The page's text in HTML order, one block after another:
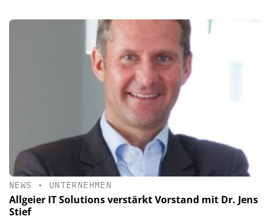
NEWS • UNTERNEHMEN
Allgeier IT Solutions verstärkt Vorstand mit Dr. Jens
Stief